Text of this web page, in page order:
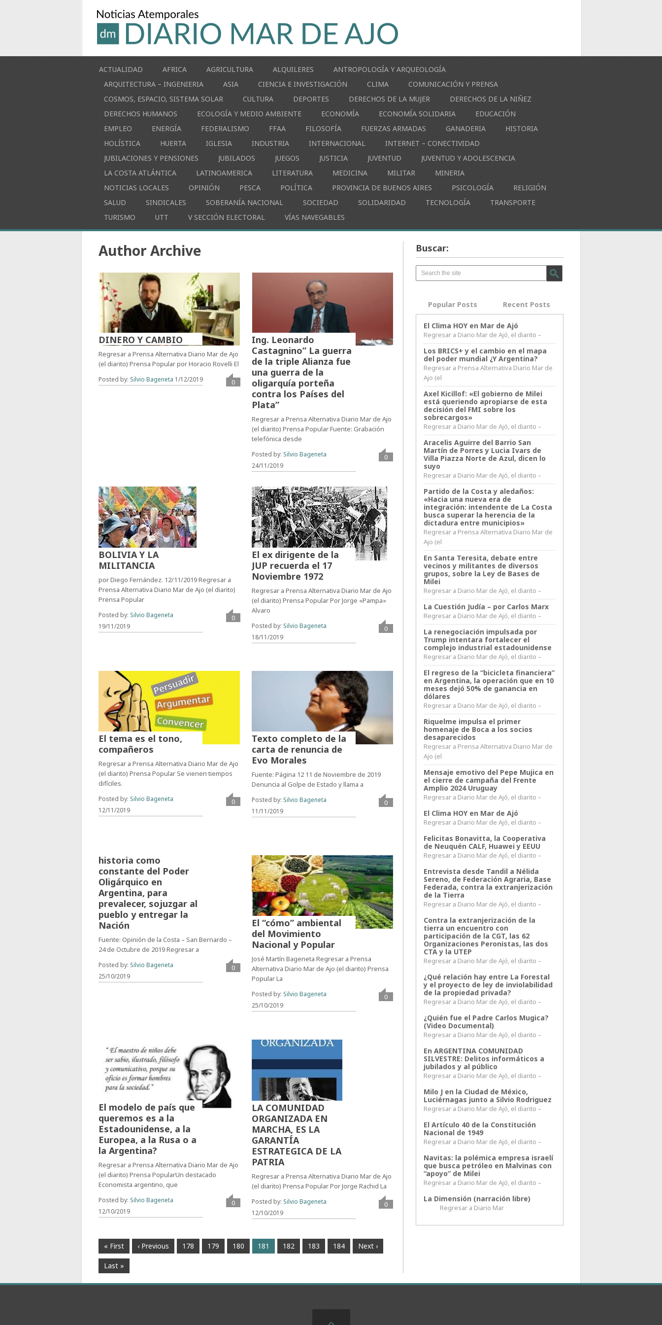
ACTUALIDAD AFRICA AGRICULTURA ALQUILERES
ANTROPOLOGÍA Y ARQUEOLOGÍA
ARQUITECTURA – INGENIERIA
ASIA CIENCIA E INVESTIGACIÓN CLIMA
COMUNICACIÓN Y PRENSA
COSMOS, ESPACIO, SISTEMA SOLAR
CULTURA DEPORTES DERECHOS DE LA MUJER
DERECHOS DE LA NIÑEZ
DERECHOS HUMANOS
ECOLOGÍA Y MEDIO AMBIENTE ECONOMÍA ECONOMÍA SOLIDARIA
EDUCACIÓN
EMPLEO
ENERGÍA FEDERALISMO FFAA FILOSOFÍA FUERZAS ARMADAS GANADERIA
HISTORIA
HOLÍSTICA
HUERTA IGLESIA INDUSTRIA INTERNACIONAL
INTERNET – CONECTIVIDAD
JUBILACIONES Y PENSIONES
JUBILADOS JUEGOS JUSTICIA JUVENTUD
JUVENTUD Y ADOLESCENCIA
LA COSTA ATLÁNTICA
LATINOAMERICA LITERATURA MEDICINA MILITAR
MINERIA
NOTICIAS LOCALES
OPINIÓN PESCA POLÍTICA PROVINCIA DE BUENOS AIRES PSICOLOGÍA
RELIGIÓN
SALUD
SINDICALES SOBERANÍA NACIONAL SOCIEDAD SOLIDARIDAD TECNOLOGÍA
TRANSPORTE
TURISMO
UTT V SECCIÓN ELECTORAL VÍAS NAVEGABLES
Author Archive
DINERO Y CAMBIO
Regresar a Prensa Alternativa Diario Mar de Ajo
(el diarito) Prensa Popular por Horacio Rovelli El
Posted by: Silvio Bageneta 1/12/2019 0
Ing. Leonardo
Castagnino” La guerra
de la triple Alianza fue
una guerra de la
oligarquía porteña
contra los Países del
Plata”
Regresar a Prensa Alternativa Diario Mar de Ajo
(el diarito) Prensa Popular Fuente: Grabación
telefónica desde
Posted by: Silvio Bageneta
24/11/2019
0
BOLIVIA Y LA
MILITANCIA
por Diego Fernández. 12/11/2019 Regresar a
Prensa Alternativa Diario Mar de Ajo (el diarito)
Prensa Popular
Posted by: Silvio Bageneta
19/11/2019
0
El ex dirigente de la
JUP recuerda el 17
Noviembre 1972
Regresar a Prensa Alternativa Diario Mar de Ajo
(el diarito) Prensa Popular Por Jorge «Pampa»
Alvaro
Posted by: Silvio Bageneta
18/11/2019
0
El tema es el tono,
compañeros
Regresar a Prensa Alternativa Diario Mar de Ajo
(el diarito) Prensa Popular Se vienen tiempos
difíciles.
Posted by: Silvio Bageneta
12/11/2019
0
Texto completo de la
carta de renuncia de
Evo Morales
Fuente: Página 12 11 de Noviembre de 2019
Denuncia al Golpe de Estado y llama a
Posted by: Silvio Bageneta
11/11/2019
0
historia como
constante del Poder
Oligárquico en
Argentina, para
prevalecer, sojuzgar al
pueblo y entregar la
Nación
Fuente: Opinión de la Costa – San Bernardo –
24 de Octubre de 2019 Regresar a
Posted by: Silvio Bageneta
25/10/2019
0
El “cómo” ambiental
del Movimiento
Nacional y Popular
José Martín Bageneta Regresar a Prensa
Alternativa Diario Mar de Ajo (el diarito) Prensa
Popular La
Posted by: Silvio Bageneta
25/10/2019
0
El modelo de país que
queremos es a la
Estadounidense, a la
Europea, a la Rusa o a
la Argentina?
Regresar a Prensa Alternativa Diario Mar de Ajo
(el diarito) Prensa PopularUn destacado
Economista argentino, que
Posted by: Silvio Bageneta
12/10/2019
0
LA COMUNIDAD
ORGANIZADA EN
MARCHA, ES LA
GARANTÍA
ESTRATEGICA DE LA
PATRIA
Regresar a Prensa Alternativa Diario Mar de Ajo
(el diarito) Prensa Popular Por Jorge Rachid La
Posted by: Silvio Bageneta
12/10/2019
0
« First ‹ Previous 178 179 180 181 182 183 184 Next ›
Last »
Buscar:
Popular Posts Recent Posts
El Clima HOY en Mar de Ajó
Regresar a Diario Mar de Ajó, el diarito –
Los BRICS+ y el cambio en el mapa
del poder mundial ¿Y Argentina?
Regresar a Prensa Alternativa Diario Mar de
Ajo (el
Axel Kicillof: «El gobierno de Milei
está queriendo apropiarse de esta
decisión del FMI sobre los
sobrecargos»
Regresar a Diario Mar de Ajó, el diarito –
Aracelis Aguirre del Barrio San
Martín de Porres y Lucia Ivars de
Villa Piazza Norte de Azul, dicen lo
suyo
Regresar a Diario Mar de Ajó, el diarito –
Partido de la Costa y aledaños:
«Hacia una nueva era de
integración: intendente de La Costa
busca superar la herencia de la
dictadura entre municipios»
Regresar a Prensa Alternativa Diario Mar de
Ajo (el
En Santa Teresita, debate entre
vecinos y militantes de diversos
grupos, sobre la Ley de Bases de
Milei
Regresar a Diario Mar de Ajó, el diarito –
La Cuestión Judía – por Carlos Marx
Regresar a Diario Mar de Ajó, el diarito –
La renegociación impulsada por
Trump intentara fortalecer el
complejo industrial estadounidense
Regresar a Diario Mar de Ajó, el diarito –
El regreso de la “bicicleta financiera”
en Argentina, la operación que en 10
meses dejó 50% de ganancia en
dólares
Regresar a Diario Mar de Ajó, el diarito –
Riquelme impulsa el primer
homenaje de Boca a los socios
desaparecidos
Regresar a Prensa Alternativa Diario Mar de
Ajo (el
Mensaje emotivo del Pepe Mujica en
el cierre de campaña del Frente
Amplio 2024 Uruguay
Regresar a Diario Mar de Ajó, el diarito –
El Clima HOY en Mar de Ajó
Regresar a Diario Mar de Ajó, el diarito –
Felicitas Bonavitta, la Cooperativa
de Neuquén CALF, Huawei y EEUU
Regresar a Diario Mar de Ajó, el diarito –
Entrevista desde Tandil a Nélida
Sereno, de Federación Agraria, Base
Federada, contra la extranjerización
de la Tierra
Regresar a Diario Mar de Ajó, el diarito –
Contra la extranjerización de la
tierra un encuentro con
participación de la CGT, las 62
Organizaciones Peronistas, las dos
CTA y la UTEP
Regresar a Diario Mar de Ajó, el diarito –
¿Qué relación hay entre La Forestal
y el proyecto de ley de inviolabilidad
de la propiedad privada?
Regresar a Diario Mar de Ajó, el diarito –
¿Quién fue el Padre Carlos Mugica?
(Video Documental)
Regresar a Diario Mar de Ajó, el diarito –
En ARGENTINA COMUNIDAD
SILVESTRE: Delitos informáticos a
jubilados y al público
Regresar a Diario Mar de Ajó, el diarito –
Milo J en la Ciudad de México,
Luciérnagas junto a Silvio Rodriguez
Regresar a Diario Mar de Ajó, el diarito –
El Artículo 40 de la Constitución
Nacional de 1949
Regresar a Diario Mar de Ajó, el diarito –
Navitas: la polémica empresa israelí
que busca petróleo en Malvinas con
“apoyo” de Milei
Regresar a Diario Mar de Ajó, el diarito –
La Dimensión (narración libre)
Regresar a Diario Mar